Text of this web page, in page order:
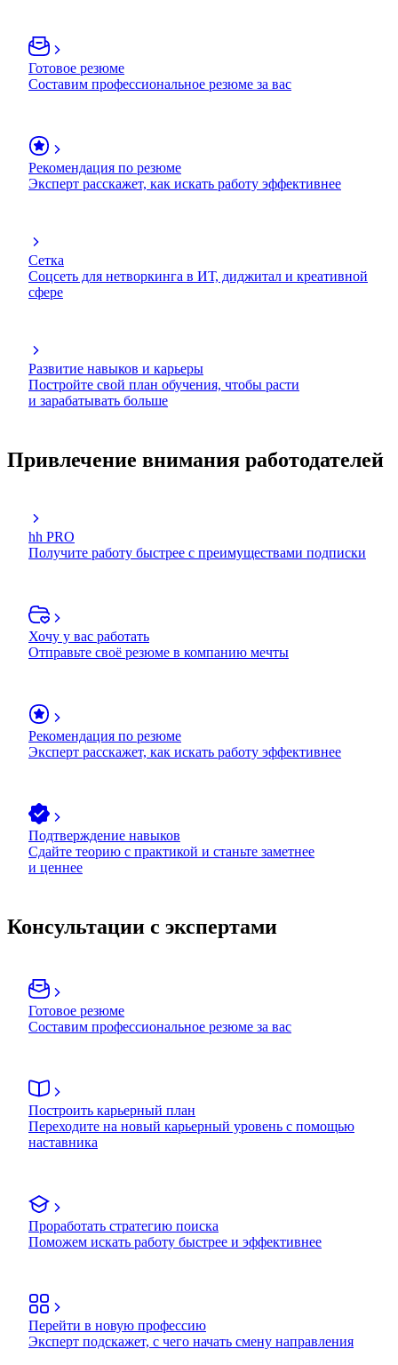
Готовое резюме
Составим профессиональное резюме за вас
Рекомендация по резюме
Эксперт расскажет, как искать работу эффективнее
Сетка
Соцсеть для нетворкинга в ИТ, диджитал и креативной
сфере
Развитие навыков и карьеры
Постройте свой план обучения, чтобы расти
и зарабатывать больше
Привлечение внимания работодателей
hh PRO
Получите работу быстрее с преимуществами подписки
Хочу у вас работать
Отправьте своё резюме в компанию мечты
Рекомендация по резюме
Эксперт расскажет, как искать работу эффективнее
Подтверждение навыков
Сдайте теорию с практикой и станьте заметнее
и ценнее
Консультации с экспертами
Готовое резюме
Составим профессиональное резюме за вас
Построить карьерный план
Переходите на новый карьерный уровень с помощью
наставника
Проработать стратегию поиска
Поможем искать работу быстрее и эффективнее
Перейти в новую профессию
Эксперт подскажет, с чего начать смену направления